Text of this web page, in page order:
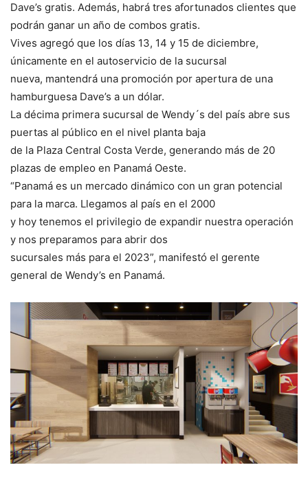
Dave’s gratis. Además, habrá tres afortunados clientes que
podrán ganar un año de combos gratis.
Vives agregó que los días 13, 14 y 15 de diciembre,
únicamente en el autoservicio de la sucursal
nueva, mantendrá una promoción por apertura de una
hamburguesa Dave’s a un dólar.
La décima primera sucursal de Wendy´s del país abre sus
puertas al público en el nivel planta baja
de la Plaza Central Costa Verde, generando más de 20
plazas de empleo en Panamá Oeste.
“Panamá es un mercado dinámico con un gran potencial
para la marca. Llegamos al país en el 2000
y hoy tenemos el privilegio de expandir nuestra operación
y nos preparamos para abrir dos
sucursales más para el 2023”, manifestó el gerente
general de Wendy’s en Panamá.